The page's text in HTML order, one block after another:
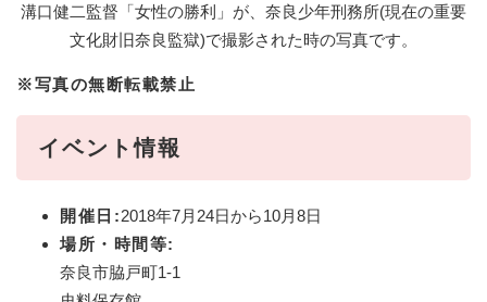
溝口健二監督「女性の勝利」が、奈良少年刑務所(現在の重要
文化財旧奈良監獄)で撮影された時の写真です。
※写真の無断転載禁止
イベント情報
開催日:2018年7月24日から10月8日
場所・時間等:
奈良市脇戸町1-1